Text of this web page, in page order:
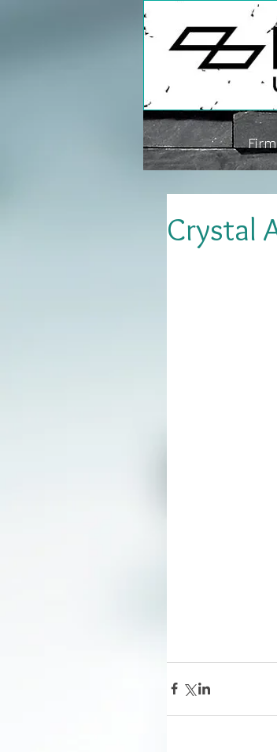
Crystal